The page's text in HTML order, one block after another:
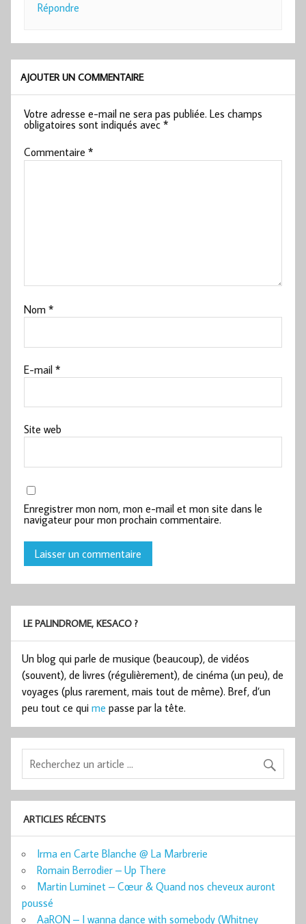
Répondre
AJOUTER UN COMMENTAIRE
Votre adresse e-mail ne sera pas publiée. Les champs
obligatoires sont indiqués avec*
Commentaire*
Nom*
E-mail*
Site web
Enregistrer mon nom, mon e-mail et mon site dans le
navigateur pour mon prochain commentaire.
LE PALINDROME, KESACO ?
Un blog qui parle de musique (beaucoup), de vidéos
(souvent), de livres (régulièrement), de cinéma (un peu), de
voyages (plus rarement, mais tout de même). Bref, d’un
peu tout ce qui me passe par la tête.
ARTICLES RÉCENTS
Irma en Carte Blanche @ La Marbrerie
Romain Berrodier – Up There
Martin Luminet – Cœur & Quand nos cheveux auront
poussé
AaRON – I wanna dance with somebody (Whitney